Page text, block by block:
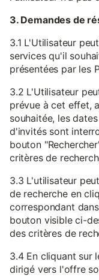
3. Demandes de
3.1 L'Utilisateur
services qu'il
présentées par les
3.2 L'Utilisateur
prévue à cet effet,
souhaitée, les
d'invités sont
bouton
critères de
3.3 L'utilisateur
de recherche en
correspondant
bouton visible ci-
des critères de
3.4 En cliquant sur
dirigé vers l'offre